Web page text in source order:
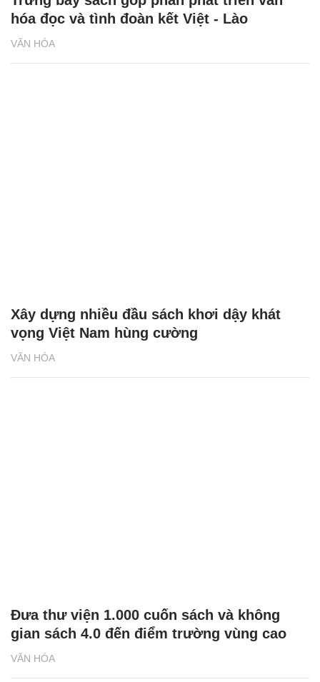
VĂN HÓA
hóa đọc và tình đoàn kết Việt - Lào
VĂN HÓA
Xây dựng nhiều đầu sách khơi dậy khát
vọng Việt Nam hùng cường
VĂN HÓA
Đưa thư viện 1.000 cuốn sách và không
gian sách 4.0 đến điểm trường vùng cao